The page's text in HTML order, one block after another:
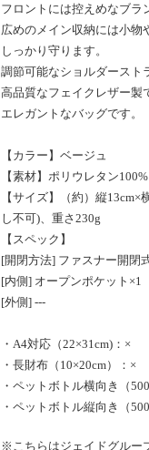
フロントには控えめなブラ
広めのメイン収納には小物
しっかり守ります。
調節可能なショルダースト
高品質なフェイクレザー製
エレガントなバッグです。
【カラー】ベージュ
【素材】ポリウレタン100%
【サイズ】（約）縦
し不可)、重さ230g
【スペック】
[開閉方法] ファスナー開閉
[内側] オープンポケット×1
[外側] ---
・A4対応（22×31cm)：×
・長財布（10×20cm）：×
・ペットボトル横向き（
・ペットボトル縦向き（
※こちらはジェイドグルー